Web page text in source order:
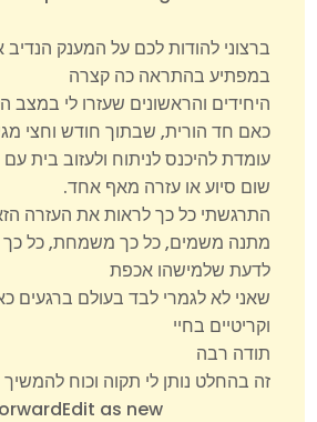
ברצוני להודות לכם על המענק
במפתיע בהתראה כה קצרה
היחידים והראשונים שעזרו לי במצב
כאם חד הורית, שבתוך חודש וחצי
שום סיוע או עזרה מאף אחד.
התרגשתי כל כך לראות את העזרה
מתנה משמים, כל כך משמחת, כל כך
לדעת שלמישהו אכפת
שאני לא לגמרי לבד בעולם ברגעים
וקריטיים בחיי
תודה רבה
זה בהחלט נותן לי תקוה וכוח להמשיך
Edit as new